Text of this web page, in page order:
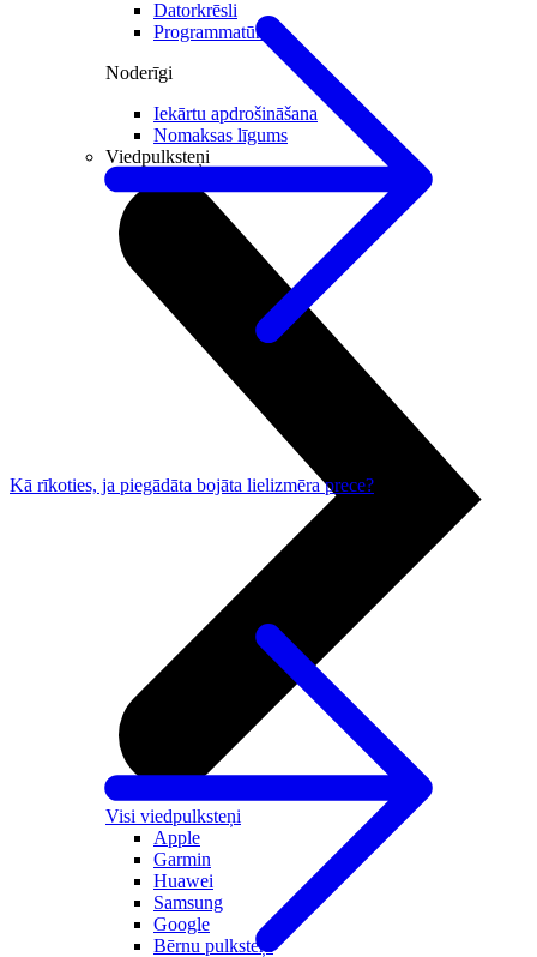
Datorkrēsli
Programmatūra
Noderīgi
Iekārtu apdrošināšana
Nomaksas līgums
Viedpulksteņi
Visi viedpulksteņi
Apple
Garmin
Huawei
Samsung
Google
Bērnu pulksteņi
Kā rīkoties, ja piegādāta bojāta lielizmēra prece?